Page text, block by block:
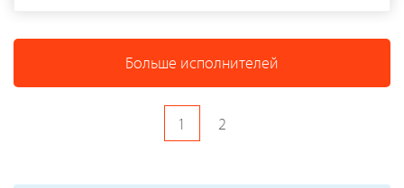
массовые праздники, причем число гостей не имеет
как для 20, так и для 20 000 человек, а если понадобится,
то и для 42 миллионов!
Больше исполнителей
1 2